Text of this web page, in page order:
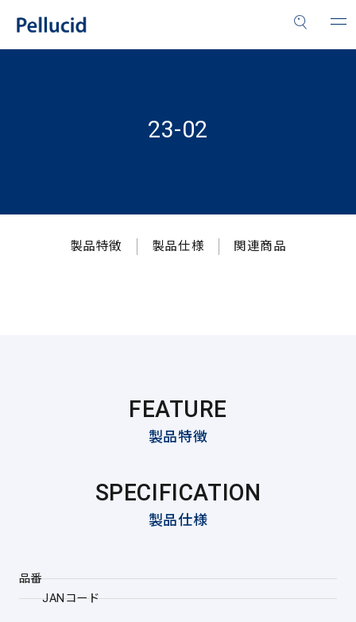
23-02
製品特徴 製品仕様 関連商品
FEATURE
製品特徴
SPECIFICATION
製品仕様
品番
JANコード